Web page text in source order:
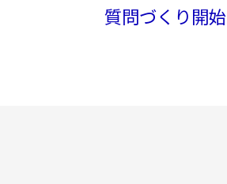
質問づくり開始